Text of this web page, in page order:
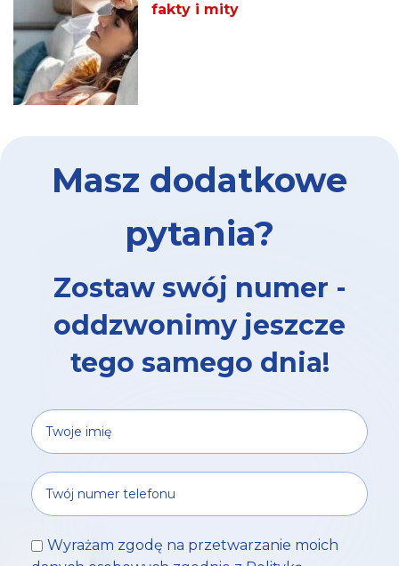
fakty i mity
Masz dodatkowe
pytania?
Zostaw swój numer -
oddzwonimy jeszcze
tego samego dnia!
Wyrażam zgodę na przetwarzanie moich